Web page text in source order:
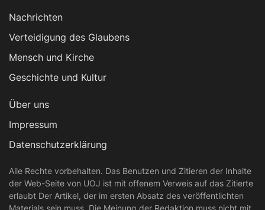
Nachrichten
Verteidigung des Glaubens
Mensch und Kirche
Geschichte und Kultur
Über uns
Impressum
Datenschutzerklärung
Alle Rechte vorbehalten. Das Benutzen und Zitieren der Inhalte
der Web-Seite von UOJ ist mit offenem Verweis auf das Zitierte
erlaubt Der Artikel, der im ersten Absatz des veröffentlichten